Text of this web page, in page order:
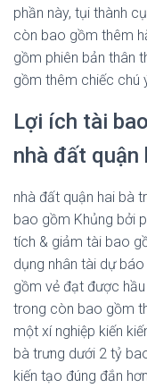
phần này, tụi thành
còn bao gồm thêm
gồm phiên bản thân
gồm thêm chiếc chú
Lợi ích tài
nhà đất
nhà đất quận hai bà
bao gồm Khủng bởi
tích & giảm tài bao
dụng nhân tài dự
gồm vẻ đạt được
trong còn bao gồm
một xí nghiệp kiến
bà trưng dưới 2 tỷ
kiến tạo đúng đắn